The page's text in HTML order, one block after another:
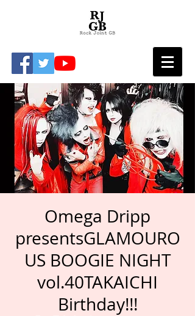
Omega Dripp
presentsGLAMOURO
US BOOGIE NIGHT
vol.40TAKAICHI
Birthday!!!